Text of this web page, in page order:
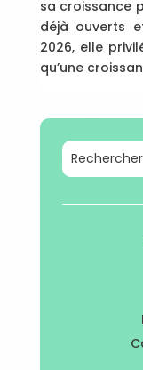
sa croissance
déjà ouverts
2026, elle
qu’une